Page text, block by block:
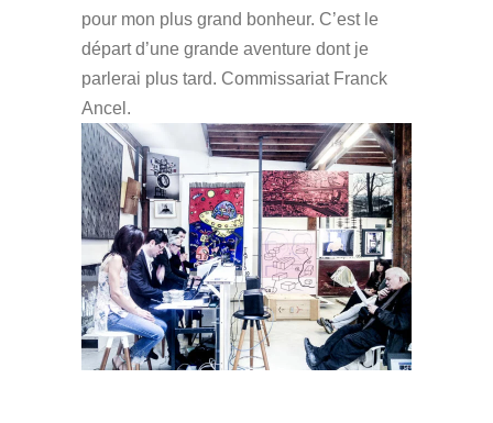
pour mon plus grand bonheur. C’est le
départ d’une grande aventure dont je
parlerai plus tard. Commissariat Franck
Ancel.